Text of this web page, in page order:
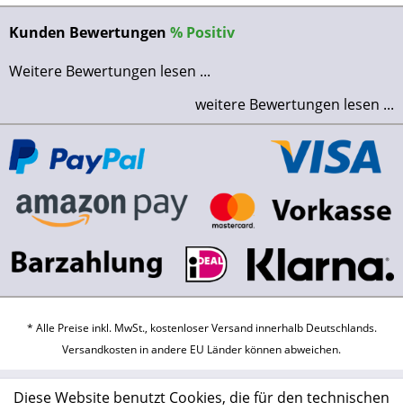
Kunden Bewertungen % Positiv
Weitere Bewertungen lesen ...
weitere Bewertungen lesen ...
* Alle Preise inkl. MwSt., kostenloser Versand innerhalb Deutschlands.
Versandkosten in andere EU Länder können abweichen.
Diese Website benutzt Cookies, die für den technischen